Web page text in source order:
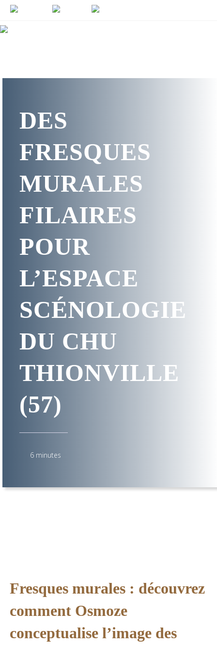
DES
FRESQUES
MURALES
FILAIRES
POUR
L’ESPACE
SCÉNOLOGIE
DU CHU
THIONVILLE
(57)
6 minutes
Fresques murales : découvrez
comment Osmoze
conceptualise l’image des